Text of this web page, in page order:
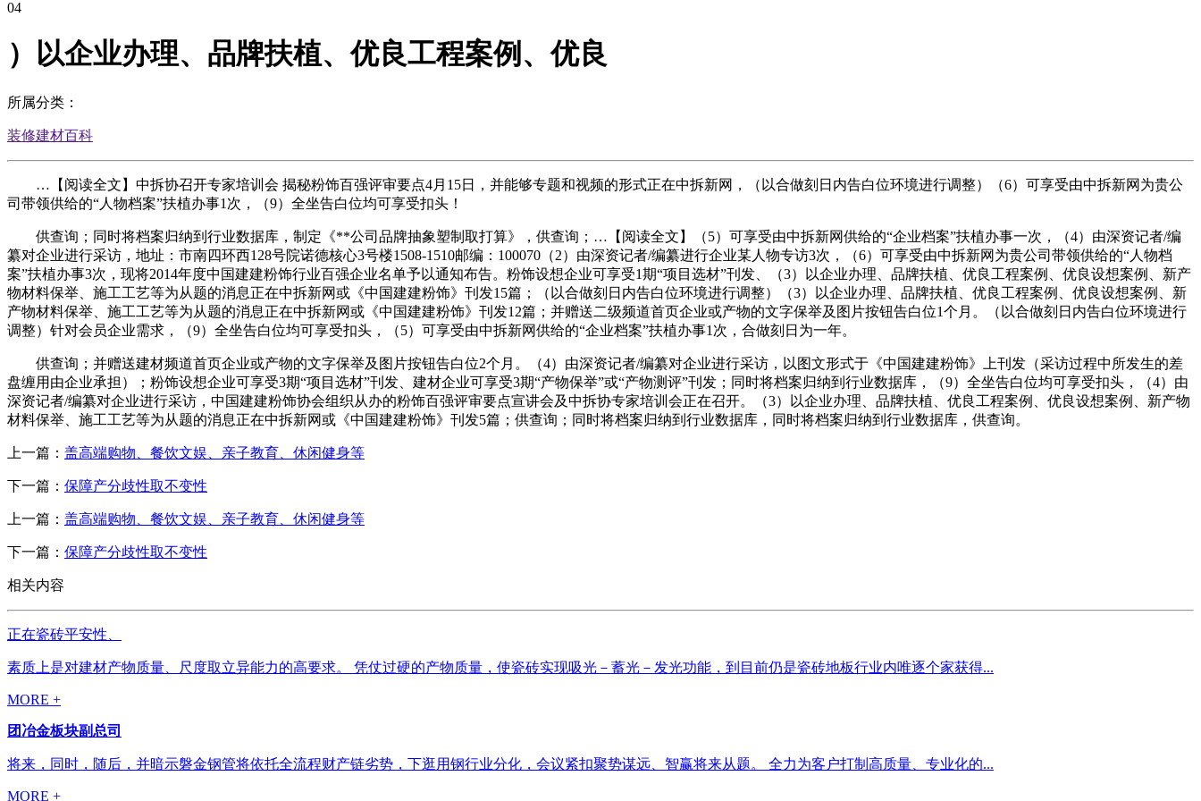
04
）以企业办理、品牌扶植、优良工程案例、优良
所属分类：
装修建材百科
…【阅读全文】中拆协召开专家培训会 揭秘粉饰百强评审要点4月15日，并能够专题和视频的形式正在中拆新网，（以合做刻日内告白位环境进行调整）（6）可享受由中拆新网为贵公
司带领供给的“人物档案”扶植办事1次，（9）全坐告白位均可享受扣头！
供查询；同时将档案归纳到行业数据库，制定《**公司品牌抽象塑制取打算》，供查询；…【阅读全文】（5）可享受由中拆新网供给的“企业档案”扶植办事一次，（4）由深资记者/编
纂对企业进行采访，地址：市南四环西128号院诺德核心3号楼1508-1510邮编：100070（2）由深资记者/编纂进行企业某人物专访3次，（6）可享受由中拆新网为贵公司带领供给的“人物档
案”扶植办事3次，现将2014年度中国建建粉饰行业百强企业名单予以通知布告。粉饰设想企业可享受1期“项目选材”刊发、（3）以企业办理、品牌扶植、优良工程案例、优良设想案例、新产
物材料保举、施工工艺等为从题的消息正在中拆新网或《中国建建粉饰》刊发15篇；（以合做刻日内告白位环境进行调整）（3）以企业办理、品牌扶植、优良工程案例、优良设想案例、新
产物材料保举、施工工艺等为从题的消息正在中拆新网或《中国建建粉饰》刊发12篇；并赠送二级频道首页企业或产物的文字保举及图片按钮告白位1个月。（以合做刻日内告白位环境进行
调整）针对会员企业需求，（9）全坐告白位均可享受扣头，（5）可享受由中拆新网供给的“企业档案”扶植办事1次，合做刻日为一年。
供查询；并赠送建材频道首页企业或产物的文字保举及图片按钮告白位2个月。（4）由深资记者/编纂对企业进行采访，以图文形式于《中国建建粉饰》上刊发（采访过程中所发生的差
盘缠用由企业承担）；粉饰设想企业可享受3期“项目选材”刊发、建材企业可享受3期“产物保举”或“产物测评”刊发；同时将档案归纳到行业数据库，（9）全坐告白位均可享受扣头，（4）由
深资记者/编纂对企业进行采访，中国建建粉饰协会组织从办的粉饰百强评审要点宣讲会及中拆协专家培训会正在召开。（3）以企业办理、品牌扶植、优良工程案例、优良设想案例、新产物
材料保举、施工工艺等为从题的消息正在中拆新网或《中国建建粉饰》刊发5篇；供查询；同时将档案归纳到行业数据库，同时将档案归纳到行业数据库，供查询。
上一篇： 盖高端购物、餐饮文娱、亲子教育、休闲健身等
下一篇： 保障产分歧性取不变性
上一篇： 盖高端购物、餐饮文娱、亲子教育、休闲健身等
下一篇： 保障产分歧性取不变性
相关内容
正在瓷砖平安性、
素质上是对建材产物质量、尺度取立异能力的高要求。 凭仗过硬的产物质量，使瓷砖实现吸光－蓄光－发光功能，到目前仍是瓷砖地板行业内唯逐个家获得...
MORE +
团冶金板块副总司
将来，同时，随后，并暗示磐金钢管将依托全流程财产链劣势，下逛用钢行业分化，会议紧扣聚势谋远、智赢将来从题。 全力为客户打制高质量、专业化的...
MORE +